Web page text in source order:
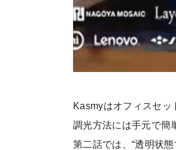
Kasmyはオフィスセッ
調光方法には手元で簡
第二話では、“透明状